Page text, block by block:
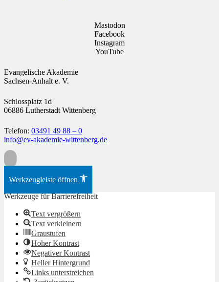
Mastodon
Facebook
Instagram
YouTube
Evangelische Akademie
Sachsen-Anhalt e. V.
Schlossplatz 1d
06886 Lutherstadt Wittenberg
Telefon: 03491 49 88 – 0
info@ev-akademie-wittenberg.de
Werkzeugleiste öffnen
Werkzeuge für Barrierefreiheit
Text vergrößern
Text verkleinern
Graustufen
Hoher Kontrast
Negativer Kontrast
Heller Hintergrund
Links unterstreichen